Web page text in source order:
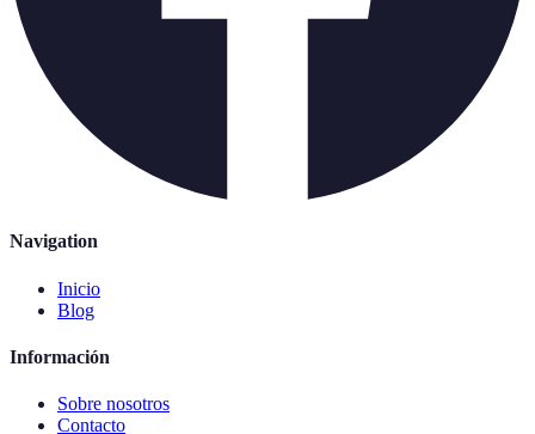
Navigation
Inicio
Blog
Información
Sobre nosotros
Contacto